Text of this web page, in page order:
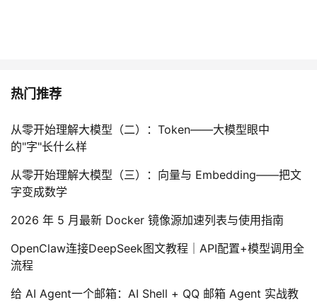
热门推荐
从零开始理解大模型（二）：Token——大模型眼中
的"字"长什么样
从零开始理解大模型（三）：向量与 Embedding——把文
字变成数学
2026 年 5 月最新 Docker 镜像源加速列表与使用指南
OpenClaw连接DeepSeek图文教程｜API配置+模型调用全
流程
给 AI Agent一个邮箱：AI Shell + QQ 邮箱 Agent 实战教